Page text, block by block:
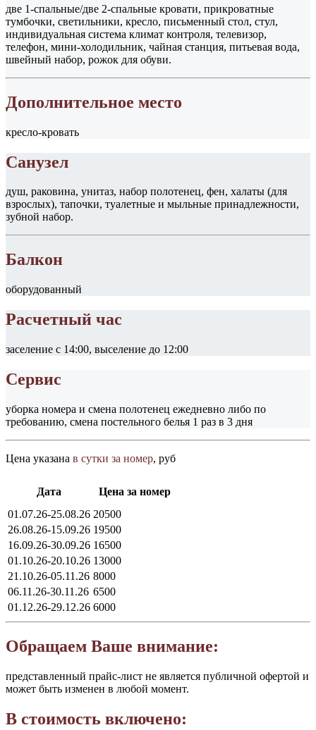
две 1-спальные/две 2-спальные кровати, прикроватные
тумбочки, светильники, кресло, письменный стол, стул,
индивидуальная система климат контроля, телевизор,
телефон, мини-холодильник, чайная станция, питьевая вода,
швейный набор, рожок для обуви.
Дополнительное место
кресло-кровать
Санузел
душ, раковина, унитаз, набор полотенец, фен, халаты (для
взрослых), тапочки, туалетные и мыльные принадлежности,
зубной набор.
Балкон
оборудованный
Расчетный час
заселение с 14:00, выселение до 12:00
Сервис
уборка номера и смена полотенец ежедневно либо по
требованию, смена постельного белья 1 раз в 3 дня
Цена указана в сутки за номер, руб
Дата
Цена за номер
01.07.26-25.08.26 20500
26.08.26-15.09.26 19500
16.09.26-30.09.26 16500
01.10.26-20.10.26 13000
21.10.26-05.11.26 8000
06.11.26-30.11.26 6500
01.12.26-29.12.26 6000
Обращаем Ваше внимание:
представленный прайс-лист не является публичной офертой и
может быть изменен в любой момент.
В стоимость включено: